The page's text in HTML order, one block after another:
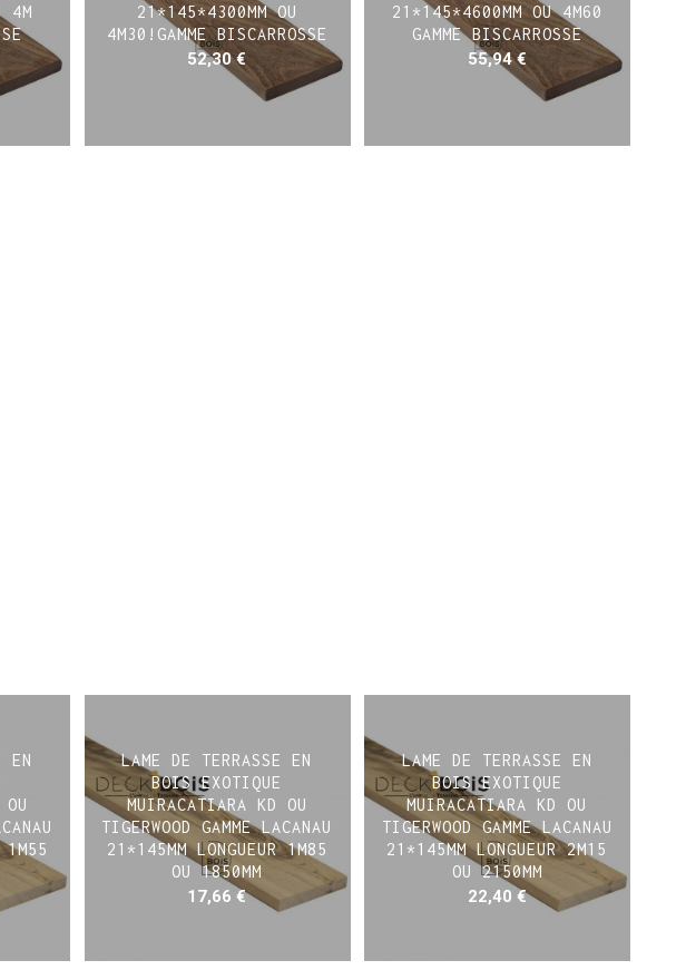
4M
21*145*4300MM OU
4M30!GAMME BISCARROSSE
52,30€
21*145*4600MM OU 4M60
GAMME BISCARROSSE
55,94€
EN
1M55
LAME DE TERRASSE EN
BOIS EXOTIQUE
MUIRACATIARA KD OU
TIGERWOOD GAMME LACANAU
21*145MM LONGUEUR 1M85
OU 1850MM
17,66 €
LAME DE TERRASSE EN
BOIS EXOTIQUE
MUIRACATIARA KD OU
TIGERWOOD GAMME LACANAU
21*145MM LONGUEUR 2M15
OU 2150MM
22,40 €